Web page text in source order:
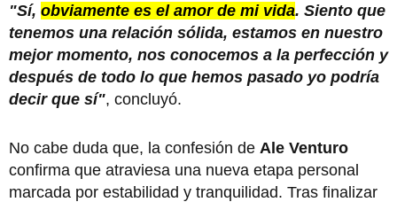
"Sí, obviamente es el amor de mi vida. Siento que
tenemos una relación sólida, estamos en nuestro
mejor momento, nos conocemos a la perfección y
después de todo lo que hemos pasado yo podría
decir que sí", concluyó.
No cabe duda que, la confesión de Ale Venturo
confirma que atraviesa una nueva etapa personal
marcada por estabilidad y tranquilidad. Tras finalizar